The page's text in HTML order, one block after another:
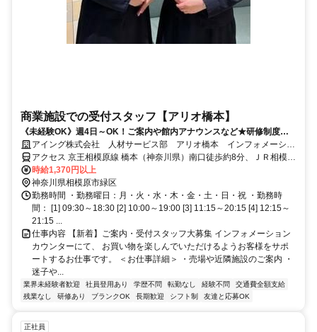
商業施設での受付スタッフ【アリオ橋本】
《未経験OK》週4日～OK！ご案内や館内アナウンスなど★研修制度が
充実しているので安心◎20代～40代女性活躍中！
アイング株式会社 人材サービス部 アリオ橋本 インフォメーショ
ン
アクセス 京王相模原線 橋本（神奈川県）南口徒歩約8分、ＪＲ相模線
橋本（神奈川県）南口徒歩約9分
時給1,370円以上
神奈川県相模原市緑区
勤務時間 ・勤務曜日：月・火・水・木・金・土・日・祝 ・勤務時
間： [1] 09:30～18:30 [2] 10:00～19:00 [3] 11:15～20:15 [4] 12:15～
21:15 ...
仕事内容 【新着】ご案内・受付スタッフ大募集 インフォメーション
カウンターにて、 お買い物を楽しんでいただけるようお客様をサポ
ートするお仕事です。 ＜お仕事詳細＞ ・売場や近隣施設のご案内 ・
迷子や...
業界未経験者歓迎 社員登用あり 学歴不問 転勤なし 経験不問
交通費全額支給
残業なし
研修あり ブランクOK 長期歓迎 シフト制 友達と応募OK
正社員